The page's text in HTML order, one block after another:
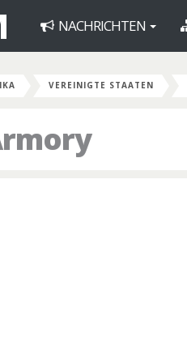
NACHRICHTEN
VEREINIGTE STAATEN